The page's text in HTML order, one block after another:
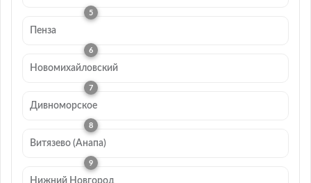
Пенза
Новомихайловский
Дивноморское
Витязево (Анапа)
Нижний Новгород